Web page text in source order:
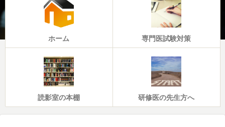
ホーム 専門医試験対策
読影室の本棚 研修医の先生方へ